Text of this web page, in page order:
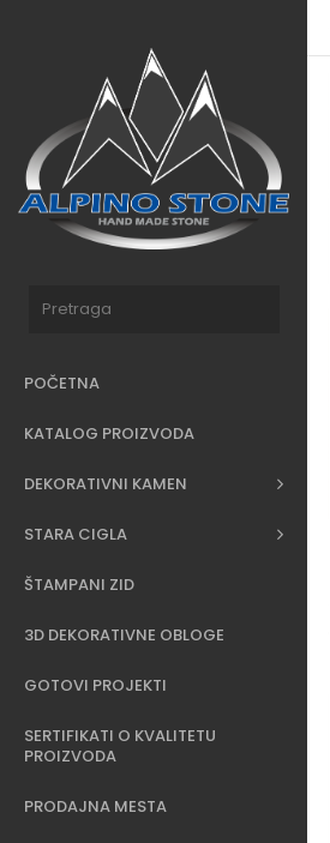
POČETNA
KATALOG PROIZVODA
DEKORATIVNI KAMEN
STARA CIGLA
ŠTAMPANI ZID
3D DEKORATIVNE OBLOGE
GOTOVI PROJEKTI
SERTIFIKATI O KVALITETU
PROIZVODA
PRODAJNA MESTA